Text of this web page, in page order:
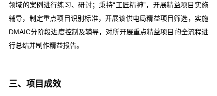
领域的案例进行练习、研讨；秉持“工匠精神”，开展精益项目实施
辅导，制定重点项目识别标准，开展该供电局精益项目筛选，实施
DMAIC分阶段进度控制及辅导，对所开展重点精益项目的全流程进
行总结并制作精益报告。
三、项目成效